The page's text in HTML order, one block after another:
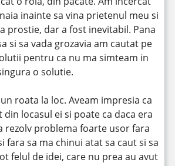
inainte sa vina prietenul meu si
prostie, dar a fost inevitabil. Pana
si sa vada grozavia am cautat pe
pentru ca nu ma simteam in
o solutie.
roata la loc. Aveam impresia ca
din locasul ei si poate ca daca era
rezolv problema foarte usor fara
fara sa ma chinui atat sa caut si sa
felul de idei, care nu prea au avut